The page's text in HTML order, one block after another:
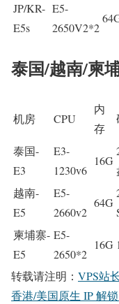
JP/KR-
E5s
E5-
2650V2*2
泰国/越南/柬
机房 CPU
内
存
泰国-
E3
E3-
1230v6
16G
越南-
E5
E5-
2660v2
64G
柬埔寨-
E5
E5-
2650*2
16G
转载请注明： VPS站
香港/美国原生 IP 解